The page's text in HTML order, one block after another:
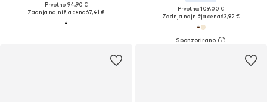
Prvotno: 94,90 €
Zadnja najnižja cena67,41 €
Prvotno: 109,00 €
Zadnja najnižja cena63,92 €